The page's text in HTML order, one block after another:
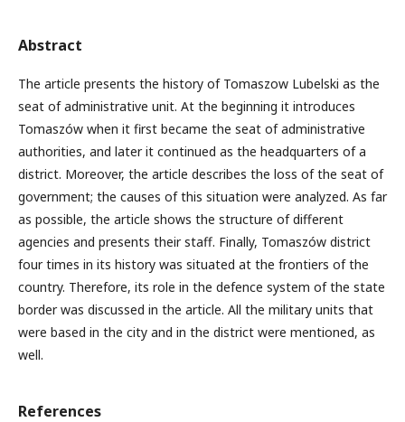
Abstract
The article presents the history of Tomaszow Lubelski as the
seat of administrative unit. At the beginning it introduces
Tomaszów when it first became the seat of administrative
authorities, and later it continued as the headquarters of a
district. Moreover, the article describes the loss of the seat of
government; the causes of this situation were analyzed. As far
as possible, the article shows the structure of different
agencies and presents their staff. Finally, Tomaszów district
four times in its history was situated at the frontiers of the
country. Therefore, its role in the defence system of the state
border was discussed in the article. All the military units that
were based in the city and in the district were mentioned, as
well.
References